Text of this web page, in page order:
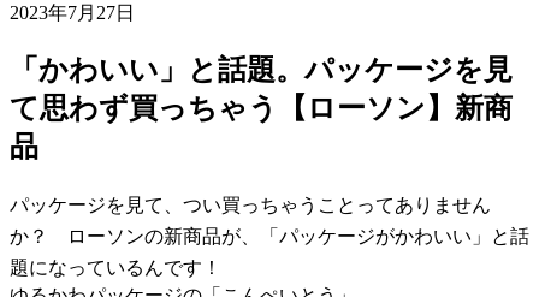
2023年7月27日
「かわいい」と話題。パッケージを見
て思わず買っちゃう【ローソン】新商
品
パッケージを見て、つい買っちゃうことってありません
か？ ローソンの新商品が、「パッケージがかわいい」と話
題になっているんです！